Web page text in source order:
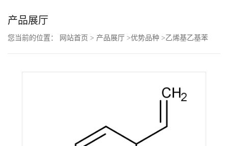
动
产品展厅
您当前的位置： 网站首页 > 产品展厅 >优势品种 >乙烯基乙基苯